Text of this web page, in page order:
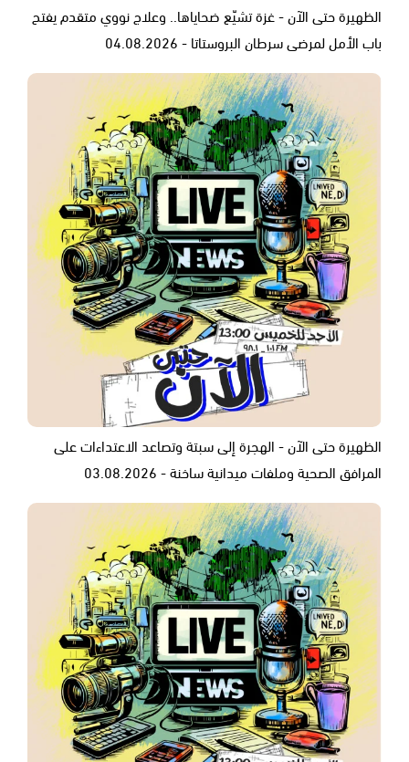
الظهيرة حتى الآن - غزة تشيّع ضحاياها.. وعلاج نووي متقدم يفتح
باب الأمل لمرضى سرطان البروستاتا - 04.08.2026
الظهيرة حتى الآن - الهجرة إلى سبتة وتصاعد الاعتداءات على
المرافق الصحية وملفات ميدانية ساخنة - 03.08.2026